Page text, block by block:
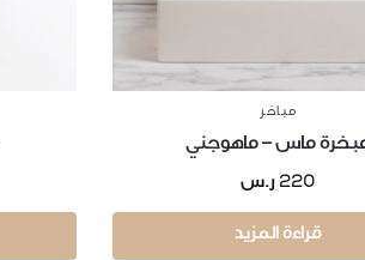
مباخر
ماس – ماهوجني
220 ر.س
قراءة المزيد